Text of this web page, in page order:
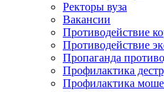
Ректоры вуза
Вакансии
Противодействие
Противодействие
Пропаганда
Профилактика
Профилактика